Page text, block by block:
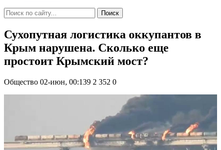
Поиск
Сухопутная логистика оккупантов в
Крым нарушена. Сколько еще
простоит Крымский мост?
Общество 02-июн, 00:139 2 352 0